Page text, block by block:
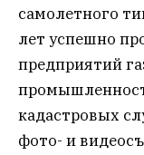
самолетного
лет успешно
предприятий
кадастровых
фото- и